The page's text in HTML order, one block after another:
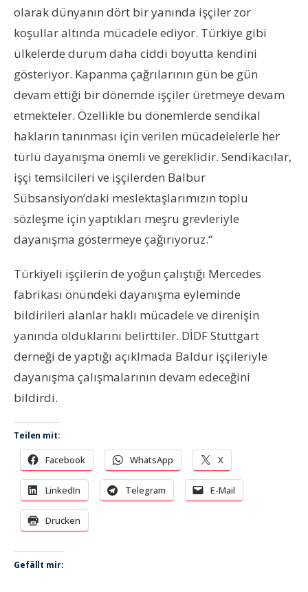
olarak dünyanın dört bir yanında işçiler zor
koşullar altında mücadele ediyor. Türkiye gibi
ülkelerde durum daha ciddi boyutta kendini
gösteriyor. Kapanma çağrılarının gün be gün
devam ettiği bir dönemde işçiler üretmeye devam
etmekteler. Özellikle bu dönemlerde sendikal
hakların tanınması için verilen mücadelelerle her
türlü dayanışma önemli ve gereklidir. Sendikacılar,
işçi temsilcileri ve işçilerden Balbur
Sübsansiyon’daki meslektaşlarımızın toplu
sözleşme için yaptıkları meşru grevleriyle
dayanışma göstermeye çağırıyoruz.“
Türkiyeli işçilerin de yoğun çalıştığı Mercedes
fabrikası önündeki dayanışma eyleminde
bildirileri alanlar haklı mücadele ve direnişin
yanında olduklarını belirttiler. DİDF Stuttgart
derneği de yaptığı açıklmada Baldur işçileriyle
dayanışma çalışmalarının devam edeceğini
bildirdi.
Teilen mit:
Facebook WhatsApp X
LinkedIn Telegram E-Mail
Drucken
Gefällt mir: